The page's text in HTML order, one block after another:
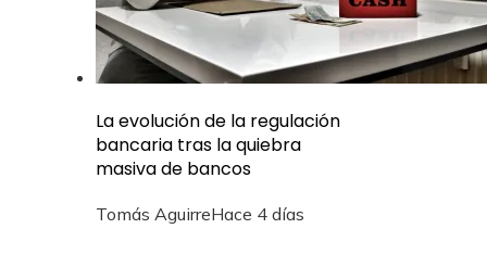
La evolución de la regulación
bancaria tras la quiebra
masiva de bancos
Tomás AguirreHace 4 días